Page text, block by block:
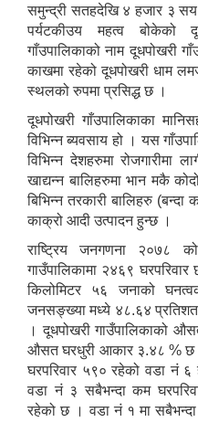
समुन्द्री सतहदेखि ४ हजार ३ सय
पर्यटकीउय महत्व बोकेको
गाँउपालिकाको नाम दूधपोखरी
काखमा रहेको दूधपोखरी धाम
स्थलको रुपमा प्रसिद्ध छ ।
दूधपोखरी गाँउपालिकाका
विभिन्न ब्यवसाय हो । यस
विभिन्न देशहरुमा रोजगारीमा
खाद्यन्न बालिहरुमा भान मकै
बिभिन्न तरकारी बालिहरु
काक्रो आदी उत्पादन हुन्छ ।
राष्ट्रिय जनगणना २०७८
गाउँपालिकामा २४६९
किलोमिटर ५६ जनाको
जनसङ्ख्या मध्ये ४८.६४
। दूधपोखरी गाउँपालिकाको
औसत घरधुरी आकार ३.४८ % छ
घरपरिवार ५९० रहेको वडा नं
वडा नं ३ सबैभन्दा कम
रहेको छ । वडा नं १ मा